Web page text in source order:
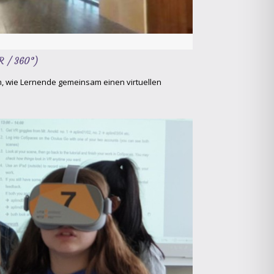
/ 360°)
wie Lernende gemeinsam einen virtuellen